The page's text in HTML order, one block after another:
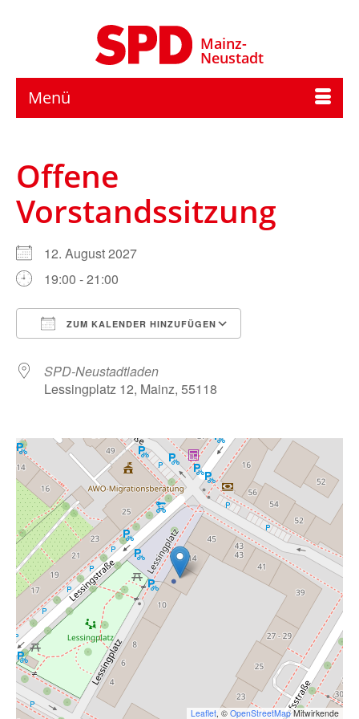
Mainz-
Neustadt
Menü
Offene
Vorstandssitzung
12. August 2027
19:00 - 21:00
ZUM KALENDER HINZUFÜGEN
SPD-Neustadtladen
Lessingplatz 12, Mainz, 55118
Leaflet , © OpenStreetMapMitwirkende